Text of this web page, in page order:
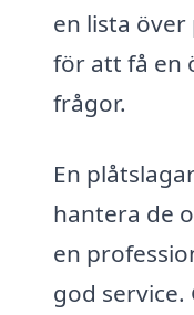
en lista
för att få en
frågor.
En
hantera de
en
god